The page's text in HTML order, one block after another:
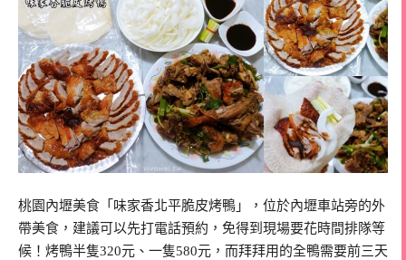
桃園內壢美食「味家香北平脆皮烤鴨」，位於內壢車站旁的外
帶美食，建議可以先打電話預約，免得到現場要花時間排隊等
候！烤鴨半隻320元、一隻580元，而拜拜用的全鴨需要前三天